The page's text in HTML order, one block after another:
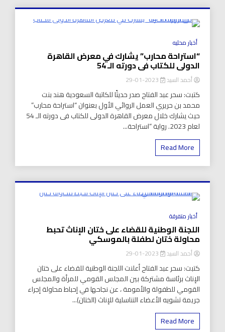
أخبار محليه
“استراحة محارب” يشارك في معرض القاهرة
الدولى للكتاب فى دورته الـ 54
أحمد السيد
كتبت: سحر عبد الفتاح صدر حديثًا للكاتبة السعودية هند بنت
محمد بن حريري العمل الروائي الأول بعنوان “استراحة محارب”
حيث يشارك خلال معرض القاهرة الدولى للكتاب فى دورته الـ 54
لعام 2023. رواية “استراحة...
Read More
أخبار متفرقة
اللجنة الوطنية للقضاء على ختان الإناث تحبط
محاولة ختان لطفلة بالموسكي
أحمد السيد
كتبت: سحر عبد الفتاح أعلنت اللجنة الوطنية للقضاء على ختان
الإناث برئاسة مشتركة بين المجلس القومي للمرأة والمجلس
القومي للطفولة والأمومة ، عن نجاحها في إحباط محاولة إجراء
جريمة تشويه الأعضاء التناسلية للإناث (الختان)...
Read More